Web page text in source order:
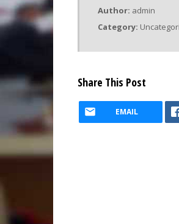
Author: admin
Category:
Share This Post
EMAIL